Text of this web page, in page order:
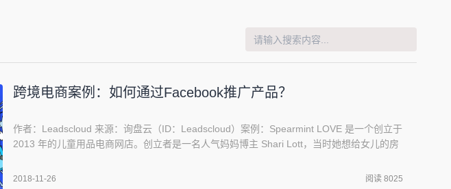
跨境电商案例：如何通过Facebook推广产品？
作者：Leadscloud 来源：询盘云（ID：Leadscloud）案例：Spearmint LOVE 是一个创立于
2013 年的儿童用品电商网店。创立者是一名人气妈妈博主 Shari Lott，当时她想给女儿的房
装和配饰的网站。Spearmint LOVE 通过投放 Facebook 广告，取得了非常好的效果。
2018-11-26 阅读 8025